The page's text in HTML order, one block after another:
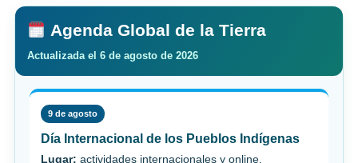
Agenda Global de la Tierra
Actualizada el 6 de agosto de 2026
9 de agosto
Día Internacional de los Pueblos Indígenas
Lugar: actividades internacionales y online.